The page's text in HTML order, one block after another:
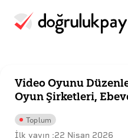
Video Oyunu
Oyun Şirketleri,
Toplum
İlk yayın :22 Nisan 2026